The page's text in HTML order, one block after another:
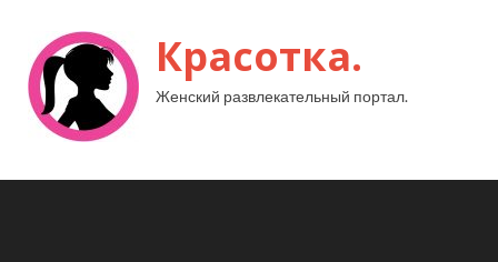
Красотка.
Женский развлекательный портал.